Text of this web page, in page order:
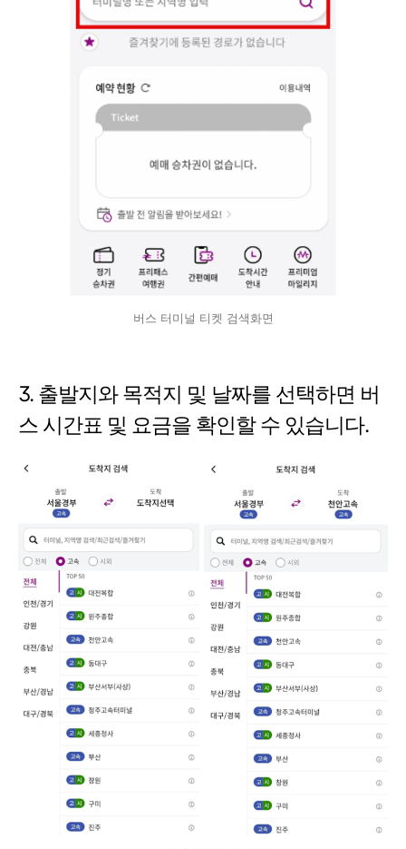
버스 터미널 티켓 검색화면
3. 출발지와 목적지 및 날짜를 선택하면 버
스 시간표 및 요금을 확인할 수 있습니다.